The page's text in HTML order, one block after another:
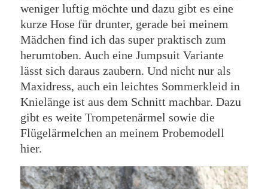
weniger luftig möchte und dazu gibt es eine
kurze Hose für drunter, gerade bei meinem
Mädchen find ich das super praktisch zum
herumtoben. Auch eine Jumpsuit Variante
lässt sich daraus zaubern. Und nicht nur als
Maxidress, auch ein leichtes Sommerkleid in
Knielänge ist aus dem Schnitt machbar. Dazu
gibt es weite Trompetenärmel sowie die
Flügelärmelchen an meinem Probemodell
hier.